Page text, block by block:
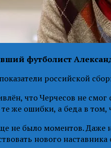
футболист
российской
что Черчесов не
же ошибки, а беда в том,
не было моментов. Даже
нового